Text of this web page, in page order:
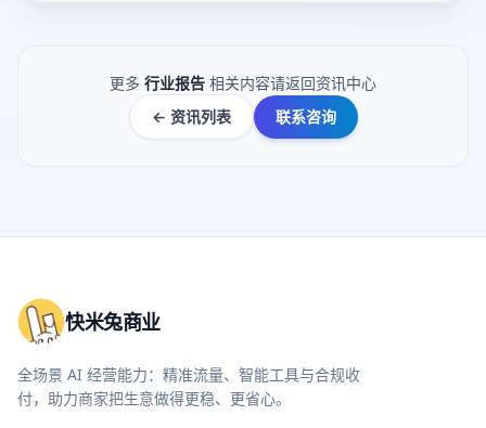
更多 行业报告 相关内容请返回资讯中心
← 资讯列表
联系咨询
快米兔商业
全场景 AI 经营能力：精准流量、智能工具与合规收
付，助力商家把生意做得更稳、更省心。